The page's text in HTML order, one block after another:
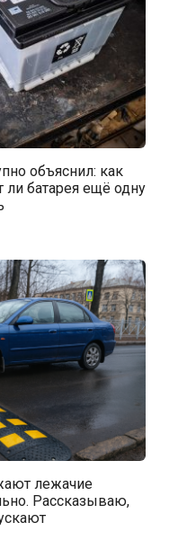
объяснил: как
ли батарея ещё одну
лежачие
Рассказываю,